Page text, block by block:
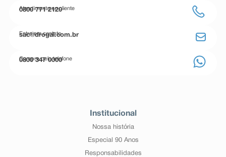
Atendimento ao cliente
0800 771 2120
Entre em contato
sac@drogal.com.br
Compre pelo telefone
0800 347 0000
Institucional
Nossa história
Especial 90 Anos
Responsabilidades